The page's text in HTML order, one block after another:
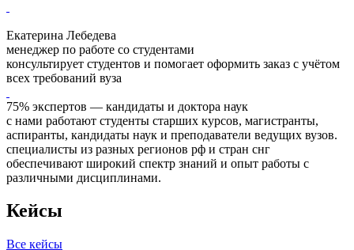
Екатерина Лебедева
менеджер по работе со студентами
консультирует студентов и помогает оформить заказ с учётом
всех требований вуза
75% экспертов — кандидаты и доктора наук
с нами работают студенты старших курсов, магистранты,
аспиранты, кандидаты наук и преподаватели ведущих вузов.
специалисты из разных регионов рф и стран снг
обеспечивают широкий спектр знаний и опыт работы с
различными дисциплинами.
Кейсы
Все кейсы